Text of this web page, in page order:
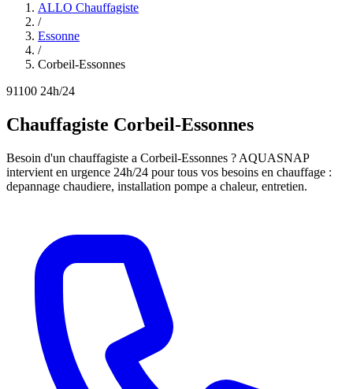
ALLO Chauffagiste
/
Essonne
/
Corbeil-Essonnes
91100 24h/24
Chauffagiste Corbeil-Essonnes
Besoin d'un chauffagiste a Corbeil-Essonnes ? AQUASNAP
intervient en urgence 24h/24 pour tous vos besoins en chauffage :
depannage chaudiere, installation pompe a chaleur, entretien.